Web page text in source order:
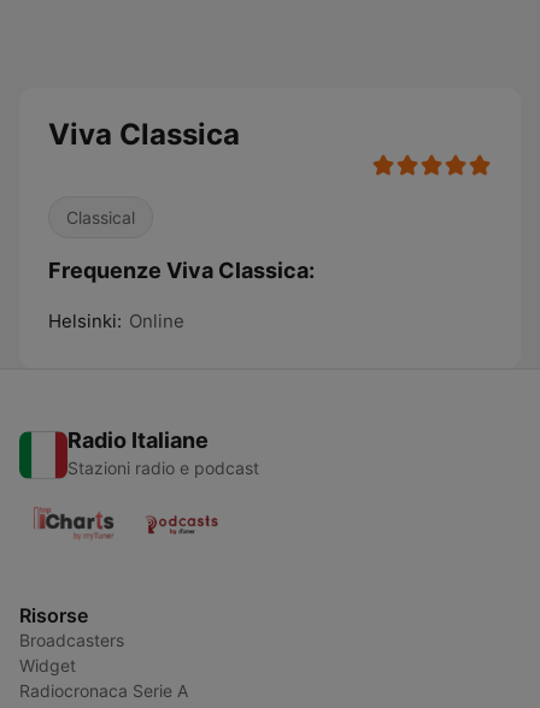
Viva Classica
Classical
Frequenze Viva Classica:
Helsinki: Online
Radio Italiane
Stazioni radio e podcast
Risorse
Broadcasters
Widget
Radiocronaca Serie A